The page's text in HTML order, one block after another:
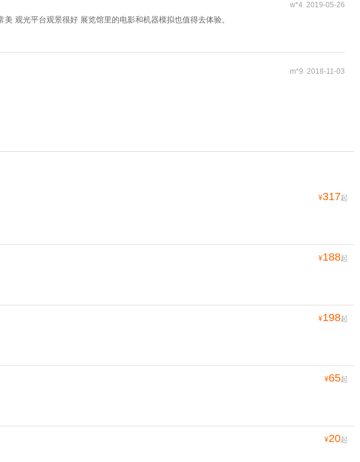
w*4 2019-05-26
观光平台观景很好 展览馆里的电影和机器模拟也值得去体验。
m*9 2018-11-03
¥317起
¥188起
¥198起
¥65起
¥20起